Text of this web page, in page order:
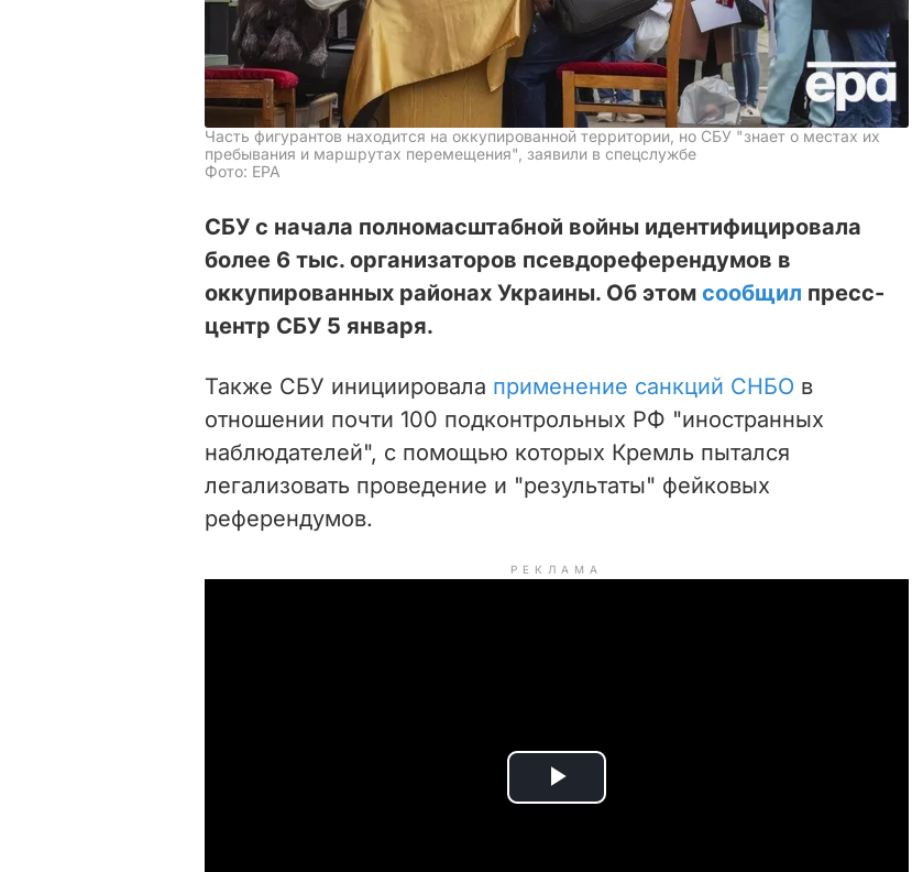
Часть фигурантов находится на оккупированной территории, но СБУ "знает о местах их
пребывания и маршрутах перемещения", заявили в спецслужбе
Фото: EPA
СБУ с начала полномасштабной войны идентифицировала
более 6 тыс. организаторов псевдореферендумов в
оккупированных районах Украины. Об этом сообщил пресс-
центр СБУ 5 января.
Также СБУ инициировала применение санкций СНБО в
отношении почти 100 подконтрольных РФ "иностранных
наблюдателей", с помощью которых Кремль пытался
легализовать проведение и "результаты" фейковых
референдумов.
РЕКЛАМА
P